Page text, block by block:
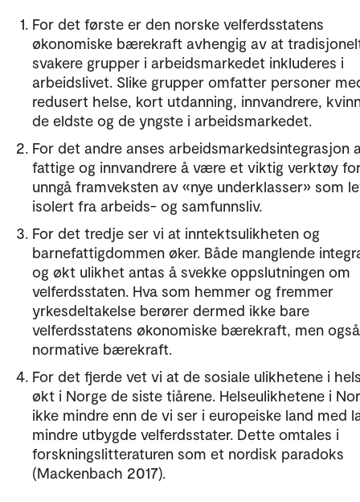
For det første er den norske velferdsstatens
økonomiske bærekraft avhengig av at
svakere grupper i arbeidsmarkedet inkluderes i
arbeidslivet. Slike grupper omfatter personer
redusert helse, kort utdanning, innvandrere,
de eldste og de yngste i arbeidsmarkedet.
For det andre anses arbeidsmarkedsintegrasjon
fattige og innvandrere å være et viktig verktøy
unngå framveksten av «nye underklasser» som
isolert fra arbeids- og samfunnsliv.
For det tredje ser vi at inntektsulikheten og
barnefattigdommen øker. Både manglende
og økt ulikhet antas å svekke oppslutningen om
velferdsstaten. Hva som hemmer og fremmer
yrkesdeltakelse berører dermed ikke bare
velferdsstatens økonomiske bærekraft, men
normative bærekraft.
For det fjerde vet vi at de sosiale ulikhetene i
økt i Norge de siste tiårene. Helseulikhetene i
ikke mindre enn de vi ser i europeiske land med
mindre utbygde velferdsstater. Dette omtales i
forskningslitteraturen som et nordisk paradoks
(Mackenbach 2017).